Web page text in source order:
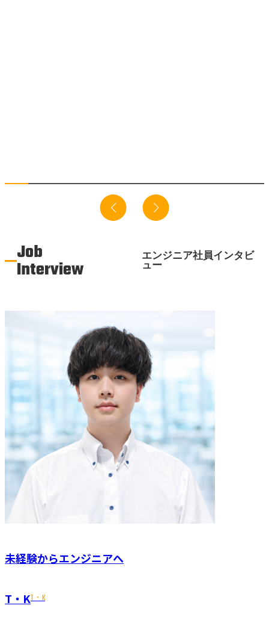
Job
Interview
エンジニア社員インタビ
ュー
未経験からエンジニアへ
T・KT・K